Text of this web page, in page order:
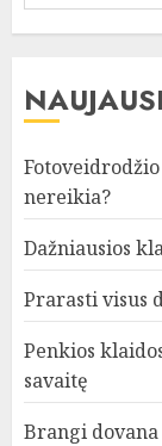
nereikia?
Dažniausios
Prarasti visus
Penkios
savaitę
Brangi